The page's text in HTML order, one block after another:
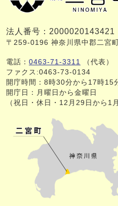
法人番号：2000020143421
〒259-0196 神奈川県中郡二宮
電話： 0463-71-3311
（代表）
ファクス:0463-73-0134
開庁時間：8時30分から17時15
開庁日：月曜日から金曜日
（祝日・休日・12月29日から1